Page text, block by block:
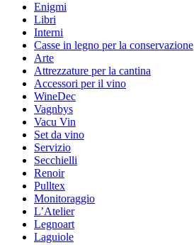
I vantaggi
Dimensioni (LxAxP cm)
Altezza (cm)
Larghezza (cm)22.7
Peso (kg)
Profondità (cm)3.9
Enigmi
Libri
Interni
Casse in legno per la conservazione
Arte
Attrezzature per la cantina
Accessori per il vino
WineDec
Vagnbys
Vacu Vin
Set da vino
Servizio
Secchielli
Renoir
Pulltex
Monitoraggio
L’Atelier
Legnoart
Laguiole